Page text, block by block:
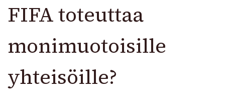
FIFA toteuttaa
monimuotoisille
yhteisöille?